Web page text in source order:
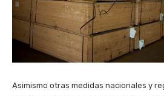
Asimismo otras medidas nacionales y